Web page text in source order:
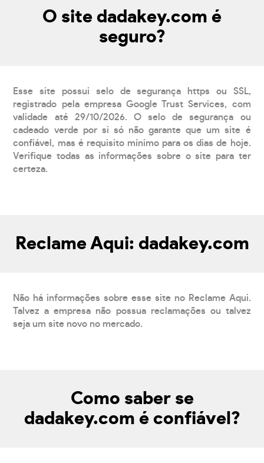
O site dadakey.com é
seguro?
Esse site possui selo de segurança https ou SSL,
registrado pela empresa Google Trust Services, com
validade até 29/10/2026. O selo de segurança ou
cadeado verde por si só não garante que um site é
confiável, mas é requisito mínimo para os dias de hoje.
Verifique todas as informações sobre o site para ter
certeza.
Reclame Aqui: dadakey.com
Não há informações sobre esse site no Reclame Aqui.
Talvez a empresa não possua reclamações ou talvez
seja um site novo no mercado.
Como saber se
dadakey.com é confiável?